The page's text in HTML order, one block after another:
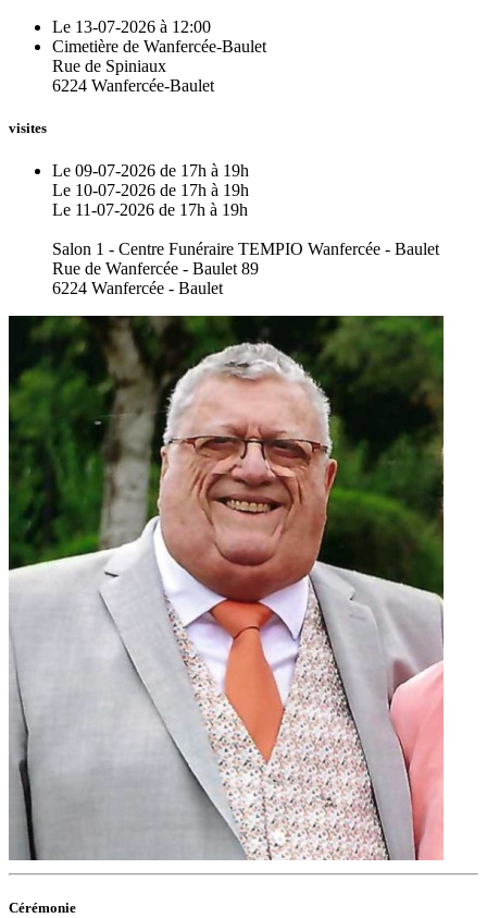
Le 13-07-2026 à 12:00
Cimetière de Wanfercée-Baulet
Rue de Spiniaux
6224 Wanfercée-Baulet
visites
Le 09-07-2026 de 17h à 19h
Le 10-07-2026 de 17h à 19h
Le 11-07-2026 de 17h à 19h
Salon 1 - Centre Funéraire TEMPIO Wanfercée - Baulet
Rue de Wanfercée - Baulet 89
6224 Wanfercée - Baulet
Cérémonie